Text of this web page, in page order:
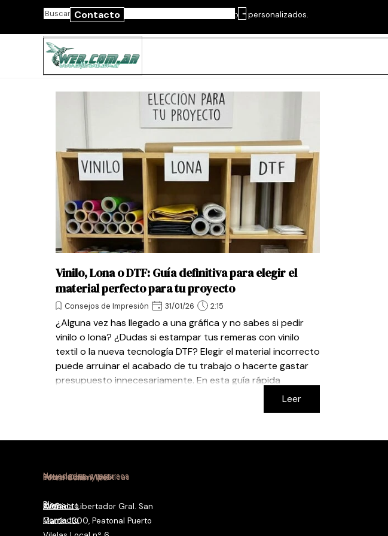
Dos universos, un mismo detalle: diseño y productos personalizados.
Contacto
Vinilo, Lona o DTF: Guía definitiva para elegir el
material perfecto para tu proyecto
Consejos de Impresión 31/01/26 2:15
¿Alguna vez has llegado a una gráfica y no sabes si pedir
vinilo o lona? ¿Dudas si estampar tus remeras con vinilo
textil o la nueva tecnología DTF? Elegir el material incorrecto
puede arruinar el acabado de tu trabajo o hacerte gastar
presupuesto innecesariamente. En esta guía rápida
desglosamos los tres "gigantes" de la impresión digital para
Leer
Portal ColibríWeb
Avenida Libertador Gral. San
Martín 1300, Peatonal Puerto
Información y políticas
Contacto
Sobre Colibrí Web
Inicio
Contacto
Novedades y recursos
Blog